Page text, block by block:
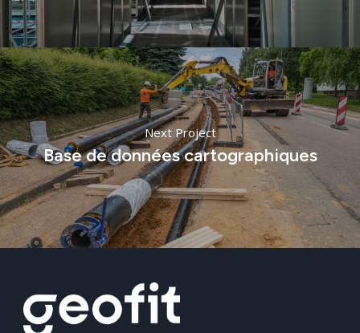
Next Project
Base de données cartographiques